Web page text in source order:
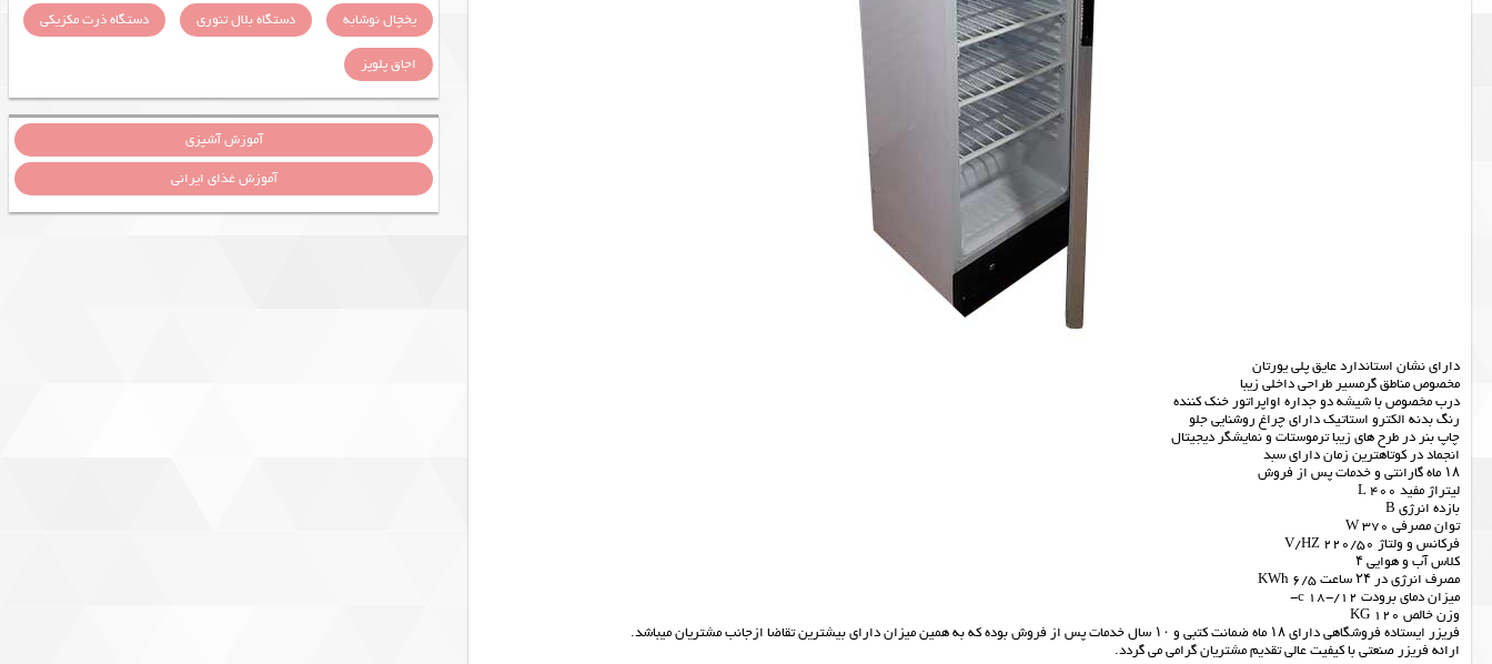
دارای نشان استاندارد عایق پلی یورتان
مخصوص مناطق گرمسیر طراحی داخلی زیبا
درب مخصوص با شیشه دو جداره اواپراتور خنک کننده
رنگ بدنه الکترو استاتیک دارای چراغ روشنایی جلو
چاپ بنر در طرح های زیبا ترموستات و نمایشگر دیجیتال
انجماد در کوتاهترین زمان دارای سبد
۱۸ ماه گارانتی و خدمات پس از فروش
لیتراژ مفید L 400
بازده انرژی B
توان مصرفی W 370
فرکانس و ولتاژ V/HZ 220/50
کلاس آب و هوایی ۴
مصرف انرژی در ۲۴ ساعت KWh 6/5
میزان دمای برودت c 18-/12-
وزن خالص KG 120
فریزر ایستاده فروشگاهی دارای ۱۸ ماه ضمانت کتبی و ۱۰ سال خدمات پس از فروش بوده که به همین میزان دارای بیشترین تقاضا ازجانب مشتریان میباشد.
ارائه فریزر صنعتیبا کیفیت عالی تقدیم مشتریان گرامی می گردد.
یخچال نوشابه
دستگاه بلال تنوری
دستگاه ذرت مکزیکی
اجاق پلوپز
آموزش آشپزی
آموزش غذای ایرانی